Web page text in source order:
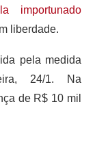
liberdade.
pela medida
24/1. Na
de R$ 10 mil